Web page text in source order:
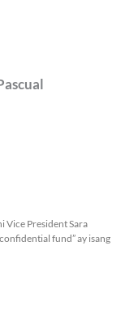
Vice President Sara
fund” ay isang